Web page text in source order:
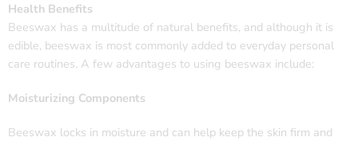
Health Benefits
Beeswax has a multitude of natural benefits, and although it is
edible, beeswax is most commonly added to everyday personal
care routines. A few advantages to using beeswax include:
Moisturizing Components
Beeswax locks in moisture and can help keep the skin firm and